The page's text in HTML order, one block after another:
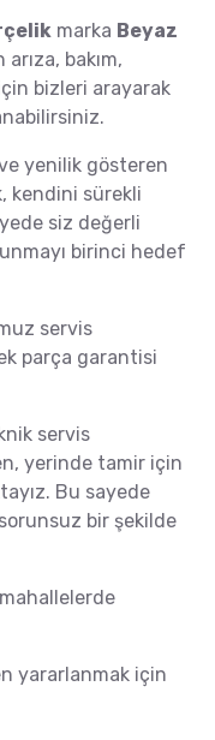
marka Beyaz
bakım,
bizleri arayarak
yenilik gösteren
kendini sürekli
siz değerli
birinci hedef
servis
parça garantisi
servis
yerinde tamir için
Bu sayede
bir şekilde
yararlanmak için